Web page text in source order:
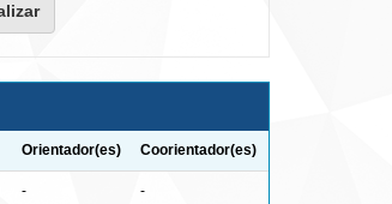
Orientador(es) Coorientador(es)
- -